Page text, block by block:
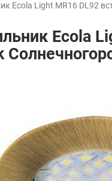
Ecola Light MR16 DL92
Ecola